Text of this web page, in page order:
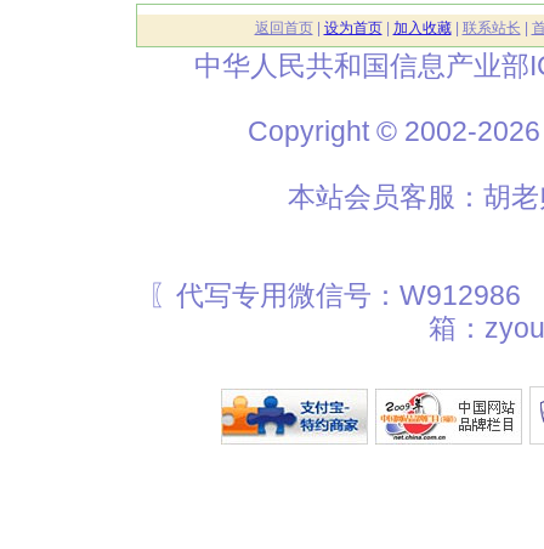
返回首页| 设为首页| 加入收藏| 联系站长
中华人民共和国信息产业部
Copyright © 2002-
本站会员客服：胡
〖代写专用微信号：
箱：